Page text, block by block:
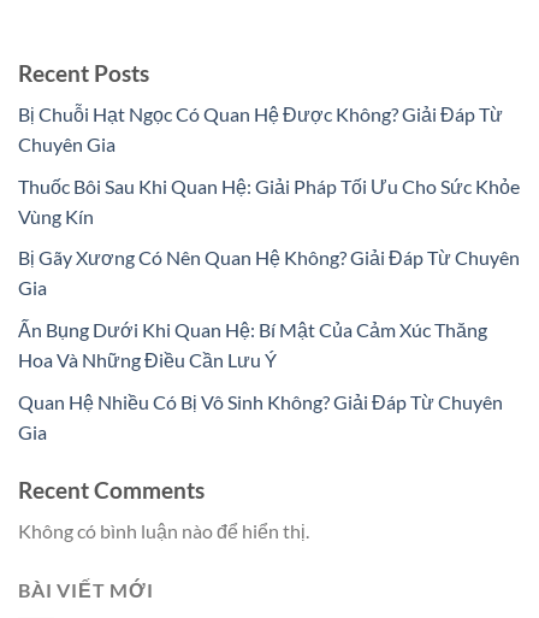
Recent Posts
Bị Chuỗi Hạt Ngọc Có Quan Hệ Được Không? Giải Đáp Từ
Chuyên Gia
Thuốc Bôi Sau Khi Quan Hệ: Giải Pháp Tối Ưu Cho Sức Khỏe
Vùng Kín
Bị Gãy Xương Có Nên Quan Hệ Không? Giải Đáp Từ Chuyên
Gia
Ấn Bụng Dưới Khi Quan Hệ: Bí Mật Của Cảm Xúc Thăng
Hoa Và Những Điều Cần Lưu Ý
Quan Hệ Nhiều Có Bị Vô Sinh Không? Giải Đáp Từ Chuyên
Gia
Recent Comments
Không có bình luận nào để hiển thị.
BÀI VIẾT MỚI